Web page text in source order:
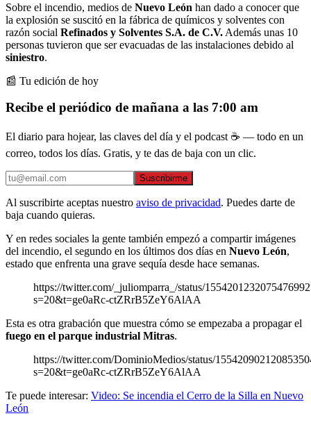
Sobre el incendio, medios de Nuevo León han dado a conocer que
la explosión se suscitó en la fábrica de químicos y solventes con
razón social Refinados y Solventes S.A. de C.V. Además unas 10
personas tuvieron que ser evacuadas de las instalaciones debido al
siniestro.
📰 Tu edición de hoy
Recibe el periódico de mañana a las 7:00 am
El diario para hojear, las claves del día y el podcast ☕ — todo en un
correo, todos los días. Gratis, y te das de baja con un clic.
Suscribirme
Al suscribirte aceptas nuestro aviso de privacidad. Puedes darte de
baja cuando quieras.
Y en redes sociales la gente también empezó a compartir imágenes
del incendio, el segundo en los últimos dos días en Nuevo León,
estado que enfrenta una grave sequía desde hace semanas.
https://twitter.com/_juliomparra_/status/
s=20&t=ge0aRc-ctZRrB5ZeY6AlAA
Esta es otra grabación que muestra cómo se empezaba a propagar el
fuego en el parque industrial Mitras.
https://twitter.com/DominioMedios/status/
s=20&t=ge0aRc-ctZRrB5ZeY6AlAA
Te puede interesar: Video: Se incendia el Cerro de la Silla en Nuevo
León